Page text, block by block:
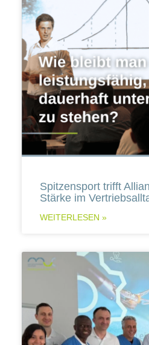
Spitzensport trifft
Stärke im
WEITERLESEN »